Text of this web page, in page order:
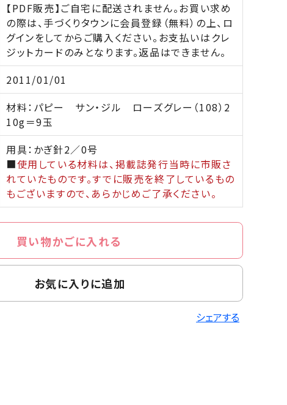
【PDF販売】ご自宅に配送されません。お買い求め
の際は、手づくりタウンに会員登録（無料）の上、ロ
グインをしてからご購入ください。お支払いはクレ
ジットカードのみとなります。返品はできません。
2011/01/01
材料：パピー サン・ジル ローズグレー（108）2
10g＝9玉
用具：かぎ針2／0号
■使用している材料は、掲載誌発行当時に市販さ
れていたものです。すでに販売を終了しているもの
もございますので、あらかじめご了承ください。
買い物かごに入れる
お気に入りに追加
シェアする